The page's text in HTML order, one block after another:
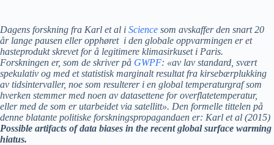
Dagens forskning fra Karl et al i Science som avskaffer den snart 20
år lange pausen eller opphøret i den globale oppvarmingen er et
hasteprodukt skrevet for å legitimere klimasirkuset i Paris.
Forskningen er, som de skriver på GWPF: «av lav standard, svært
spekulativ og med et statistisk marginalt resultat fra kirsebærplukking
av tidsintervaller, noe som resulterer i en global temperaturgraf som
hverken stemmer med noen av datasettene for overflatetemperatur,
eller med de som er utarbeidet via satellitt». Den formelle tittelen på
denne blatante politiske forskningspropagandaen er: Karl et al (2015)
Possible artifacts of data biases in the recent global surface warming
hiatus.